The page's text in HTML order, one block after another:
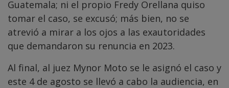
Guatemala; ni el propio Fredy Orellana quiso
tomar el caso, se excusó; más bien, no se
atrevió a mirar a los ojos a las exautoridades
que demandaron su renuncia en 2023.
Al final, al juez Mynor Moto se le asignó el caso y
este 4 de agosto se llevó a cabo la audiencia, en